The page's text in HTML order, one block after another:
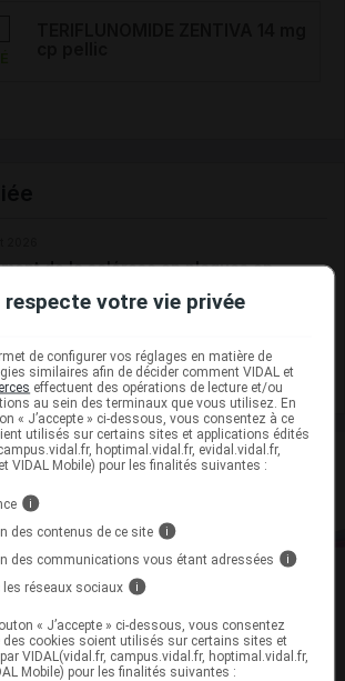
de la sclérose en plaques en
nouvelles données, nouvelles pratiques
III)
Voir plus
votre vie privée
de configurer vos réglages en matière de
similaires afin de décider comment VIDAL et
effectuent des opérations de lecture et/ou
au sein des terminaux que vous utilisez. En
« J’accepte » ci-dessous, vous consentez à ce
utilisés sur certains sites et applications édités
hoptimal.vidal.fr, evidal.vidal.fr,
VIDAL Mobile) pour les finalités suivantes :
i
des contenus de ce site i
des communications vous étant adressées i
les réseaux sociaux i
« J’accepte » ci-dessous, vous consentez
des cookies soient utilisés sur certains sites et
VIDAL(vidal.fr, campus.vidal.fr, hoptimal.vidal.fr,
Mobile) pour les finalités suivantes :